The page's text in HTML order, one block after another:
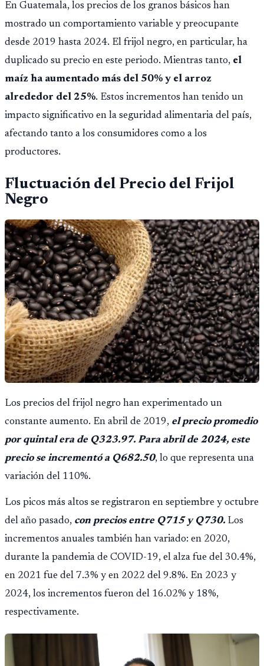
En Guatemala, los precios de los granos básicos han
mostrado un comportamiento variable y preocupante
desde 2019 hasta 2024. El frijol negro, en particular, ha
duplicado su precio en este periodo. Mientras tanto, el
maíz ha aumentado más del 50% y el arroz
alrededor del 25%. Estos incrementos han tenido un
impacto significativo en la seguridad alimentaria del país,
afectando tanto a los consumidores como a los
productores.
Fluctuación del Precio del Frijol
Negro
Los precios del frijol negro han experimentado un
constante aumento. En abril de 2019, el precio promedio
por quintal era de Q323.97. Para abril de 2024, este
precio se incrementó a Q682.50, lo que representa una
variación del 110%.
Los picos más altos se registraron en septiembre y octubre
del año pasado, con precios entre Q715 y Q730. Los
incrementos anuales también han variado: en 2020,
durante la pandemia de COVID-19, el alza fue del 30.4%,
en 2021 fue del 7.3% y en 2022 del 9.8%. En 2023 y
2024, los incrementos fueron del 16.02% y 18%,
respectivamente.